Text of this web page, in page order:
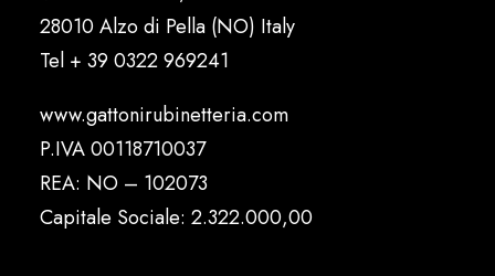
28010 Alzo di Pella (NO) Italy
Tel + 39 0322 969241
www.gattonirubinetteria.com
P.IVA 00118710037
REA: NO – 102073
Capitale Sociale: 2.322.000,00